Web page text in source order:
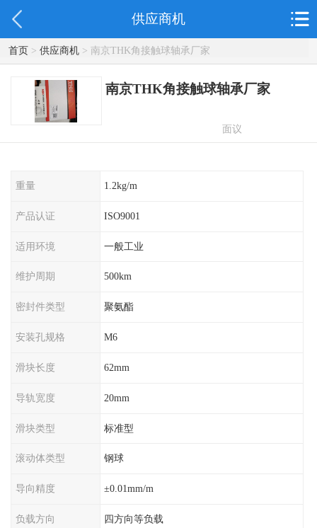
供应商机
首页> 供应商机> 南京THK角接触球轴承厂家
南京THK角接触球轴承厂家
面议
重量 1.2kg/m
产品认证 ISO9001
适用环境 一般工业
维护周期 500km
密封件类型 聚氨酯
安装孔规格 M6
滑块长度 62mm
导轨宽度 20mm
滑块类型 标准型
滚动体类型 钢球
导向精度 ±0.01mm/m
负载方向 四方向等负载